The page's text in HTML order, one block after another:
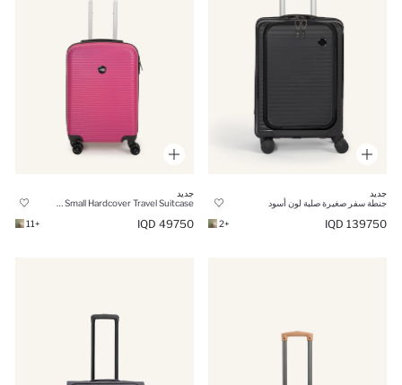
جديد
جنطة سفر صغيرة صلبة لون أسود
139750 IQD
+2
جديد
49750 IQD
+11